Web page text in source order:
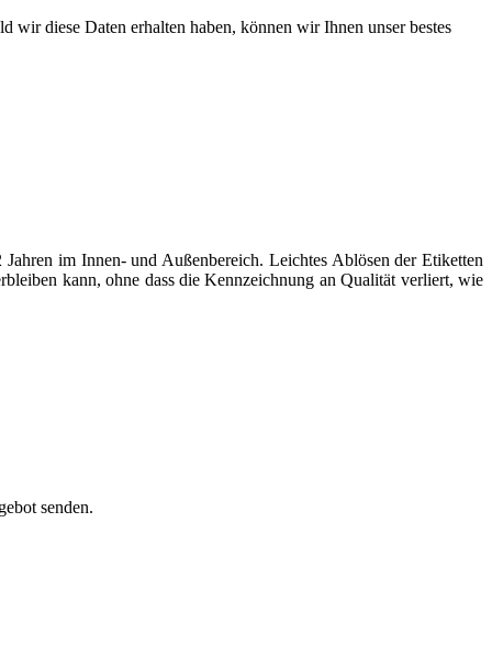
wir diese Daten erhalten haben, können wir Ihnen unser bestes
im Innen- und Außenbereich. Leichtes Ablösen der Etiketten
kann, ohne dass die Kennzeichnung an Qualität verliert, wie
senden.